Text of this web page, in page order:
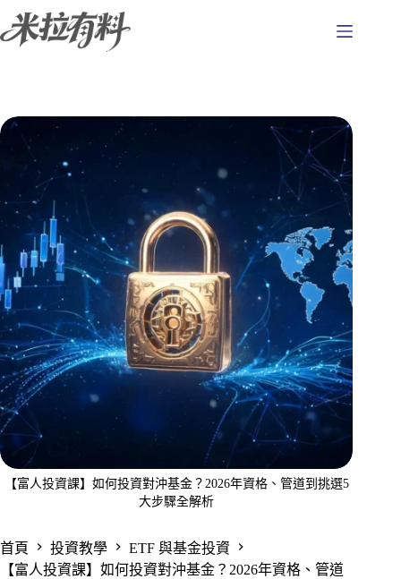
至
容
【富人投資課】如何投資對沖基金？2026年資格、管道到挑選5
大步驟全解析
首頁 投資教學
ETF 與基金投資
【富人投資課】如何投資對沖基金？2026年資格、管道